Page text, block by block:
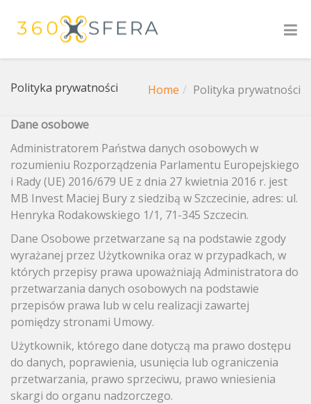
Polityka prywatności Home Polityka prywatności
Dane osobowe
Administratorem Państwa danych osobowych w
rozumieniu Rozporządzenia Parlamentu Europejskiego
i Rady (UE) 2016/679 UE z dnia 27 kwietnia 2016 r. jest
MB Invest Maciej Bury z siedzibą w Szczecinie, adres: ul.
Henryka Rodakowskiego 1/1, 71-345 Szczecin.
Dane Osobowe przetwarzane są na podstawie zgody
wyrażanej przez Użytkownika oraz w przypadkach, w
których przepisy prawa upoważniają Administratora do
przetwarzania danych osobowych na podstawie
przepisów prawa lub w celu realizacji zawartej
pomiędzy stronami Umowy.
Użytkownik, którego dane dotyczą ma prawo dostępu
do danych, poprawienia, usunięcia lub ograniczenia
przetwarzania, prawo sprzeciwu, prawo wniesienia
skargi do organu nadzorczego.